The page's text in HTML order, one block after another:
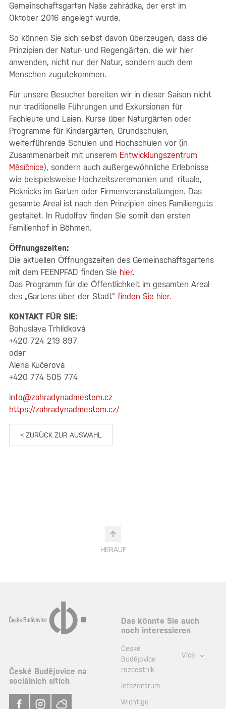
Gemeinschaftsgarten Naše zahrádka, der erst im
Oktober 2016 angelegt wurde.
So können Sie sich selbst davon überzeugen, dass die
Prinzipien der Natur- und Regengärten, die wir hier
anwenden, nicht nur der Natur, sondern auch dem
Menschen zugutekommen.
Für unsere Besucher bereiten wir in dieser Saison nicht
nur traditionelle Führungen und Exkursionen für
Fachleute und Laien, Kurse über Naturgärten oder
Programme für Kindergärten, Grundschulen,
weiterführende Schulen und Hochschulen vor (in
Zusammenarbeit mit unserem Entwicklungszentrum
Měsíčnice), sondern auch außergewöhnliche Erlebnisse
wie beispielsweise Hochzeitszeremonien und -rituale,
Picknicks im Garten oder Firmenveranstaltungen. Das
gesamte Areal ist nach den Prinzipien eines Familienguts
gestaltet. In Rudolfov finden Sie somit den ersten
Familienhof in Böhmen.
Öffnungszeiten:
Die aktuellen Öffnungszeiten des Gemeinschaftsgartens
mit dem FEENPFAD finden Sie hier.
Das Programm für die Öffentlichkeit im gesamten Areal
des „Gartens über der Stadt“ finden Sie hier.
KONTAKT FÜR SIE:
Bohuslava Trhlídková
+420 724 219 897
oder
Alena Kučerová
+420 774 505 774
info@zahradynadmestem.cz
https://zahradynadmestem.cz/
< ZURÜCK ZUR AUSWAHL
HERAUF
České Budějovice na
sociálních sítích
Das könnte Sie auch
noch interessieren
České
Budějovice
rozcestník
Infozentrum
Wichtige
Více